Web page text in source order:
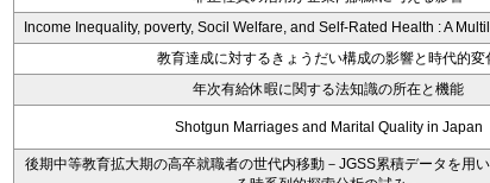
Income Inequality, poverty, Socil Welfare, and Self-Rated Health : A
教育達成に対するきょうだい構成の影響と時代的変
年次有給休暇に関する法知識の所在と機能
Shotgun Marriages and Marital Quality in Japan
後期中等教育拡大期の高卒就職者の世代内移動－JGSS累積データを用